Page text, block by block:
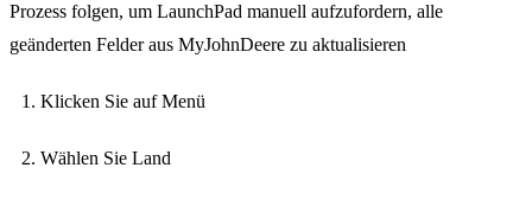
Prozess folgen, um LaunchPad manuell aufzufordern, alle
geänderten Felder aus MyJohnDeere zu aktualisieren
Klicken Sie auf Menü
Wählen Sie Land